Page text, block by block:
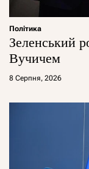
Політика
Зеленський
Вучичем
8 Серпня, 2026